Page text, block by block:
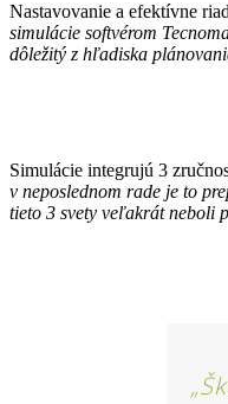
Nastavovanie a efektívne
simulácie softvérom
dôležitý z hľadiska
Simulácie integrujú 3
v neposlednom rade je to
tieto 3 svety veľakrát neboli